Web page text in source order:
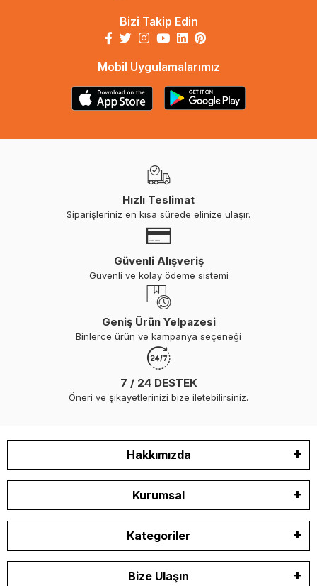
Bizi Takip Edin
Mobil Uygulamalarımız
Hızlı Teslimat
Siparişleriniz en kısa sürede elinize ulaşır.
Güvenli Alışveriş
Güvenli ve kolay ödeme sistemi
Geniş Ürün Yelpazesi
Binlerce ürün ve kampanya seçeneği
7 / 24 DESTEK
Öneri ve şikayetlerinizi bize iletebilirsiniz.
Hakkımızda
Kurumsal
Kategoriler
Bize Ulaşın